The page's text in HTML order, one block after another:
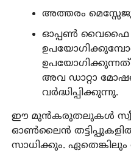
അത്തരം
ഓപ്പൺ വൈഫൈ
ഉപയോഗിക്കുന്നത്
അവ ഡാറ്റാ
വർദ്ധിപ്പിക്കുന്നു.
ഈ മുൻകരുതലുകൾ
ഓൺലൈൻ തട്ടിപ്പുകളിൽ
സാധിക്കും. ഏതെങ്കിലും